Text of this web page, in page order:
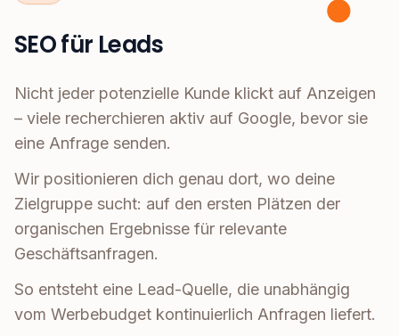
SEO für Leads
Nicht jeder potenzielle Kunde klickt auf Anzeigen
– viele recherchieren aktiv auf Google, bevor sie
eine Anfrage senden.
Wir positionieren dich genau dort, wo deine
Zielgruppe sucht: auf den ersten Plätzen der
organischen Ergebnisse für relevante
Geschäftsanfragen.
So entsteht eine Lead-Quelle, die unabhängig
vom Werbebudget kontinuierlich Anfragen liefert.